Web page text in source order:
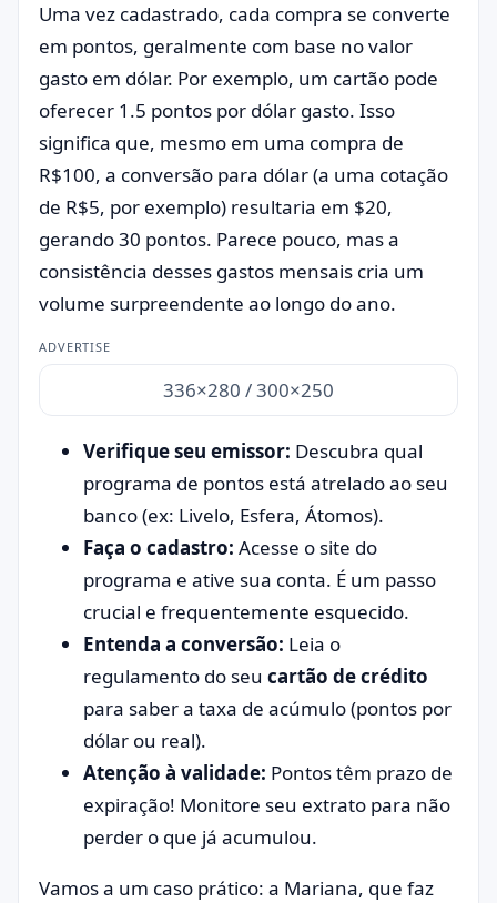
Uma vez cadastrado, cada compra se converte
em pontos, geralmente com base no valor
gasto em dólar. Por exemplo, um cartão pode
oferecer 1.5 pontos por dólar gasto. Isso
significa que, mesmo em uma compra de
R$100, a conversão para dólar (a uma cotação
de R$5, por exemplo) resultaria em $20,
gerando 30 pontos. Parece pouco, mas a
consistência desses gastos mensais cria um
volume surpreendente ao longo do ano.
ADVERTISE
336×280 / 300×250
Verifique seu emissor: Descubra qual
programa de pontos está atrelado ao seu
banco (ex: Livelo, Esfera, Átomos).
Faça o cadastro: Acesse o site do
programa e ative sua conta. É um passo
crucial e frequentemente esquecido.
Entenda a conversão: Leia o
regulamento do seu cartão de crédito
para saber a taxa de acúmulo (pontos por
dólar ou real).
Atenção à validade: Pontos têm prazo de
expiração! Monitore seu extrato para não
perder o que já acumulou.
Vamos a um caso prático: a Mariana, que faz